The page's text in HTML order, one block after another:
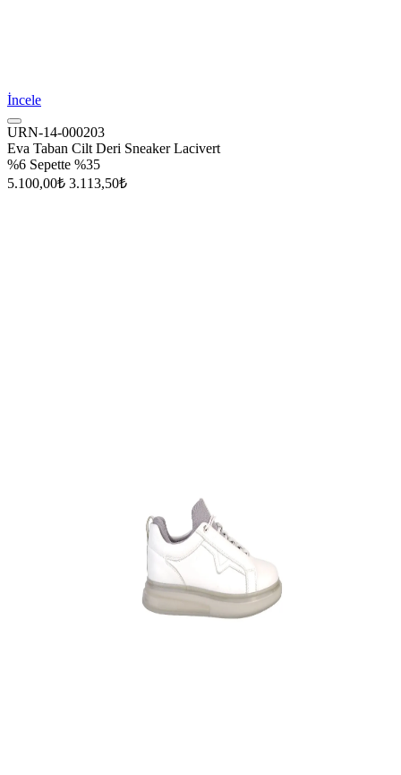
İncele
URN-14-000203
Eva Taban Cilt Deri Sneaker Lacivert
%6 Sepette %35
5.100,00₺ 3.113,50₺